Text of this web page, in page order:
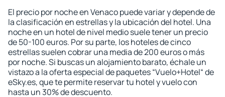
El precio por noche en Venaco puede variar y depende de
la clasificación en estrellas y la ubicación del hotel. Una
noche en un hotel de nivel medio suele tener un precio
de 50-100 euros. Por su parte, los hoteles de cinco
estrellas suelen cobrar una media de 200 euros o más
por noche. Si buscas un alojamiento barato, échale un
vistazo a la oferta especial de paquetes “Vuelo+Hotel“ de
eSky.es, que te permite reservar tu hotel y vuelo con
hasta un 30% de descuento.